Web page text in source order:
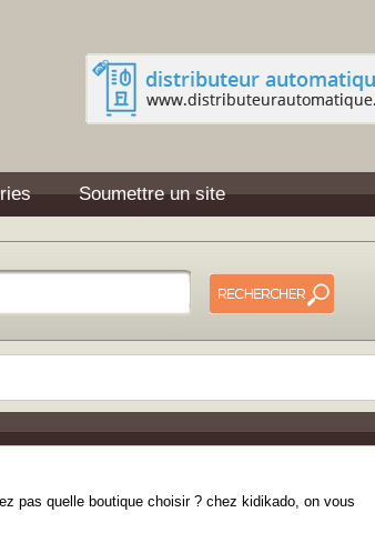
Soumettre un site
pas quelle boutique choisir ? chez kidikado, on vous